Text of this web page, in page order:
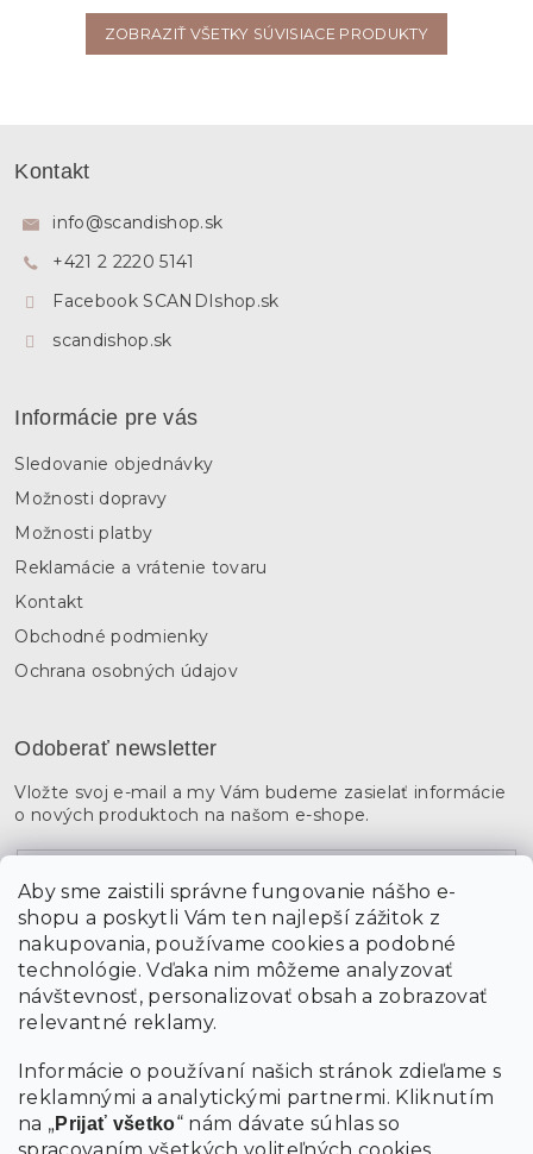
Aby sme zaistili správne fungovanie nášho e-
shopu a poskytli Vám ten najlepší zážitok z
nakupovania, používame cookies a podobné
technológie. Vďaka nim môžeme analyzovať
návštevnosť, personalizovať obsah a zobrazovať
relevantné reklamy.
Informácie o používaní našich stránok zdieľame s
reklamnými a analytickými partnermi. Kliknutím
na „Prijať všetko“ nám dávate súhlas so
ZOBRAZIŤ VŠETKY SÚVISIACE PRODUKTY
Kontakt
info@scandishop.sk
+421 2 2220 5141
Facebook SCANDIshop.sk
scandishop.sk
Informácie pre vás
Sledovanie objednávky
Možnosti dopravy
Možnosti platby
Reklamácie a vrátenie tovaru
Kontakt
Obchodné podmienky
Ochrana osobných údajov
Odoberať newsletter
Vložte svoj e-mail a my Vám budeme zasielať informácie
o nových produktoch na našom e-shope.
Vložením údajov súhlasíte s podmienkami ochrany
osobných údajov
PRIHLÁSIŤ SA